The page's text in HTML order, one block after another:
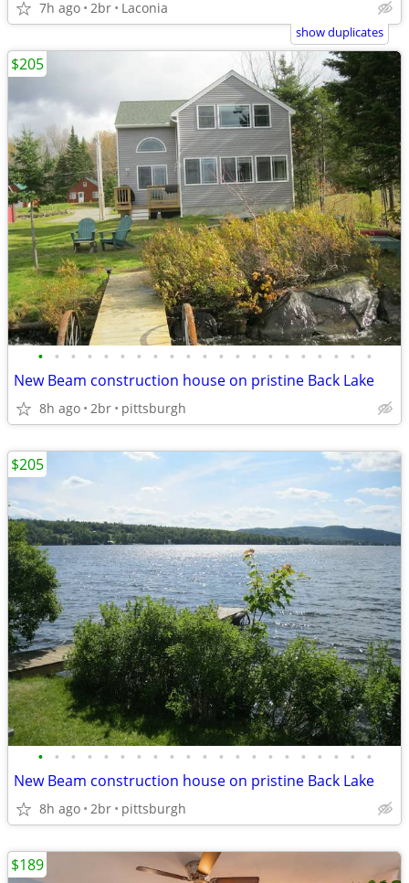
7h ago 2br Laconia
show duplicates
• • • • • • • • • • • • • • • • • • • • •
New Beam construction house on pristine Back Lake
8h ago 2br pittsburgh
$205
• • • • • • • • • • • • • • • • • • • • •
New Beam construction house on pristine Back Lake
8h ago 2br pittsburgh
$205
$189